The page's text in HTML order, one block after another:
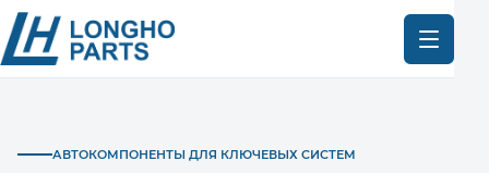
АВТОКОМПОНЕНТЫ ДЛЯ КЛЮЧЕВЫХ СИСТЕМ